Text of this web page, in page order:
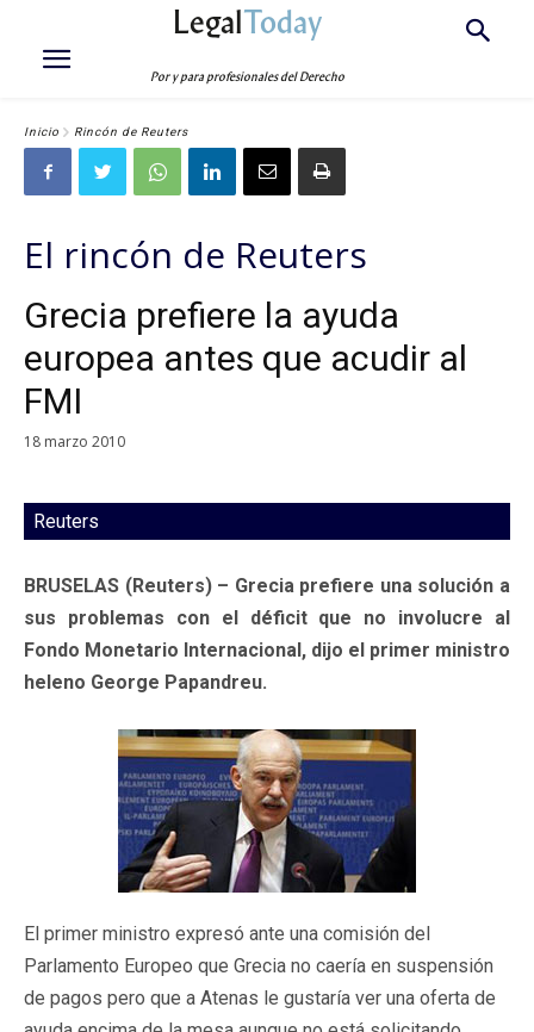
LegalToday
Por y para profesionales del Derecho
Inicio Rincón de Reuters
El rincón de Reuters
Grecia prefiere la ayuda
europea antes que acudir al
FMI
18 marzo 2010
Reuters
BRUSELAS (Reuters) – Grecia prefiere una solución a
sus problemas con el déficit que no involucre al
Fondo Monetario Internacional, dijo el primer ministro
heleno George Papandreu.
El primer ministro expresó ante una comisión del
Parlamento Europeo que Grecia no caería en suspensión
de pagos pero que a Atenas le gustaría ver una oferta de